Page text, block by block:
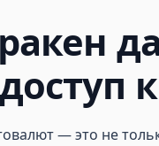
— это не